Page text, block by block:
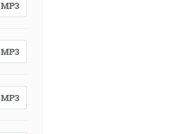
MP3
MP3
MP3